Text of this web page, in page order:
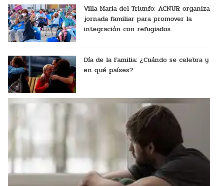
Villa María del Triunfo: ACNUR organiza
jornada familiar para promover la
integración con refugiados
Día de la Familia: ¿Cuándo se celebra y
en qué países?